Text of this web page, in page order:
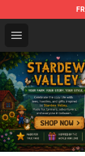
Open menu
Stardew